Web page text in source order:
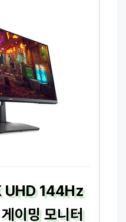
UHD 144Hz
이밍 모니터